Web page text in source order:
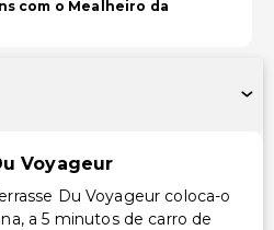
(custo adicional)
com o Mealheiro da
Voyageur
Du Voyageur coloca-o
a 5 minutos de carro de